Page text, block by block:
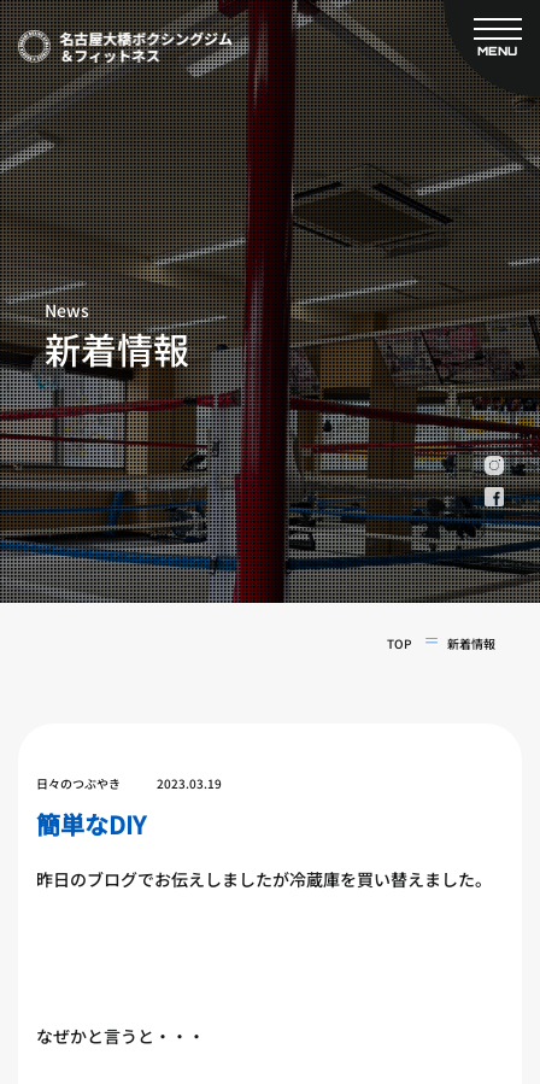
MENU
CLOSE
TOP
新着情報
ご予約
プライベートコース予約
レンタルスタジオ予約
名古屋大橋ボクシングジムについて
大橋弘政プロフィール
スタッフ紹介
料金案内
設備紹介
アクセス
営業時間
トレーナー募集
スポンサー募集
大会チケット購入
キャンペーン
実戦コース
料金システム
フィットネスコース
News
新着情報
TOP 新着情報
日々のつぶやき 2023.03.19
簡単なDIY
昨日のブログでお伝えしましたが冷蔵庫を買い替えました。
なぜかと言うと・・・